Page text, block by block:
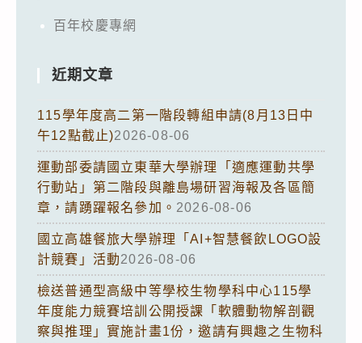
百年校慶專網
近期文章
115學年度高二第一階段轉組申請(8月13日中
午12點截止)2026-08-06
運動部委請國立東華大學辦理「適應運動共學
行動站」第二階段與離島場研習海報及各區簡
章，請踴躍報名參加。 2026-08-06
國立高雄餐旅大學辦理「AI+智慧餐飲LOGO設
計競賽」活動2026-08-06
檢送普通型高級中等學校生物學科中心115學
年度能力競賽培訓公開授課「軟體動物解剖觀
察與推理」實施計畫1份，邀請有興趣之生物科